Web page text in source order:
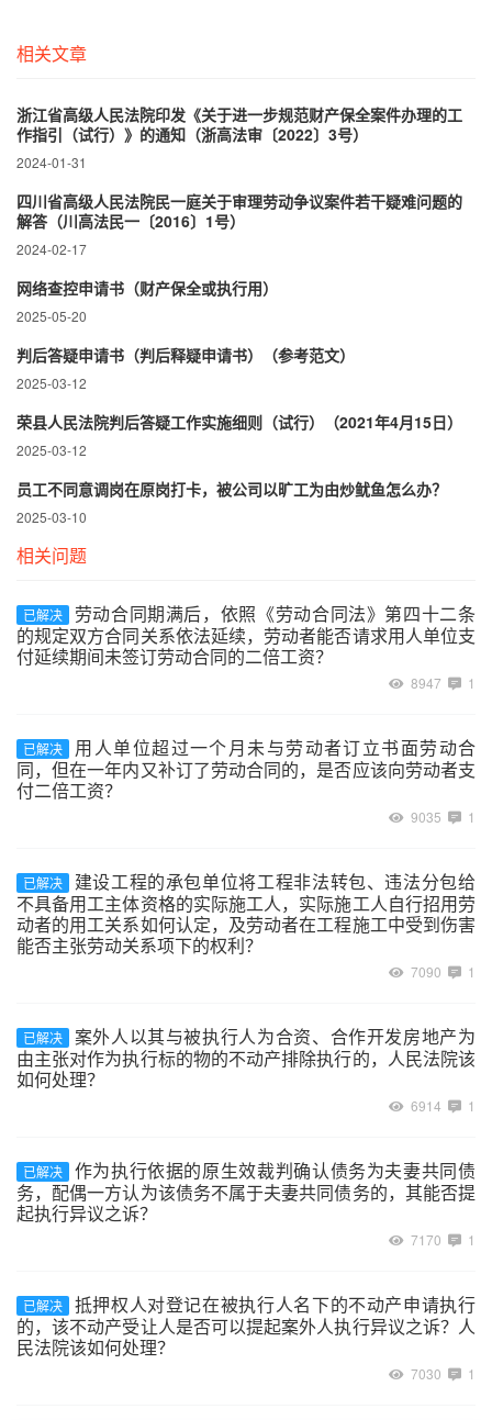
相关文章
浙江省高级人民法院印发《关于进一步规范财产保全案件办理的工
作指引（试行）》的通知（浙高法审〔2022〕3号）
2024-01-31
四川省高级人民法院民一庭关于审理劳动争议案件若干疑难问题的
解答（川高法民一〔2016〕1号）
2024-02-17
网络查控申请书（财产保全或执行用）
2025-05-20
判后答疑申请书（判后释疑申请书）（参考范文）
2025-03-12
荣县人民法院判后答疑工作实施细则（试行）（2021年4月15日）
2025-03-12
员工不同意调岗在原岗打卡，被公司以旷工为由炒鱿鱼怎么办？
2025-03-10
相关问题
已解决
劳动合同期满后，依照《劳动合同法》第四十二条
的规定双方合同关系依法延续，劳动者能否请求用人单位支
付延续期间未签订劳动合同的二倍工资？
8947 1
已解决
用人单位超过一个月未与劳动者订立书面劳动合
同，但在一年内又补订了劳动合同的，是否应该向劳动者支
付二倍工资？
9035 1
已解决
建设工程的承包单位将工程非法转包、违法分包给
不具备用工主体资格的实际施工人，实际施工人自行招用劳
动者的用工关系如何认定，及劳动者在工程施工中受到伤害
能否主张劳动关系项下的权利？
7090 1
已解决
案外人以其与被执行人为合资、合作开发房地产为
由主张对作为执行标的物的不动产排除执行的，人民法院该
如何处理？
6914 1
已解决
作为执行依据的原生效裁判确认债务为夫妻共同债
务，配偶一方认为该债务不属于夫妻共同债务的，其能否提
起执行异议之诉？
7170 1
已解决
抵押权人对登记在被执行人名下的不动产申请执行
的，该不动产受让人是否可以提起案外人执行异议之诉？人
民法院该如何处理？
7030 1